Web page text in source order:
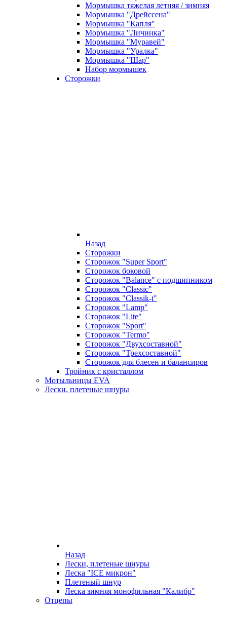
Мормышка тяжелая летняя / зимняя
Мормышка "Дрейссена"
Мормышка "Капля"
Мормышка "Личинка"
Мормышка "Муравей"
Мормышка "Уралка"
Мормышка "Шар"
Набор мормышек
Сторожки
Назад
Сторожки
Сторожок "Super Sport"
Сторожок боковой
Сторожок "Balance" с подшипником
Сторожок "Classic"
Сторожок "Classik-t"
Сторожок "Lamp"
Сторожок "Lite"
Сторожок "Sport"
Сторожок "Termo"
Сторожок "Двухсоставной"
Сторожок "Трехсоставной"
Сторожок для блесен и балансиров
Тройник с кристаллом
Мотыльницы EVA
Лески, плетеные шнуры
Назад
Лески, плетеные шнуры
Леска "ICE микрон"
Плетеный шнур
Леска зимняя монофильная "Калибр"
Отцепы